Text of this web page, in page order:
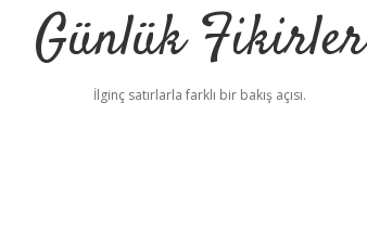
Günlük Fikirler
İlginç satırlarla farklı bir bakış açısı.